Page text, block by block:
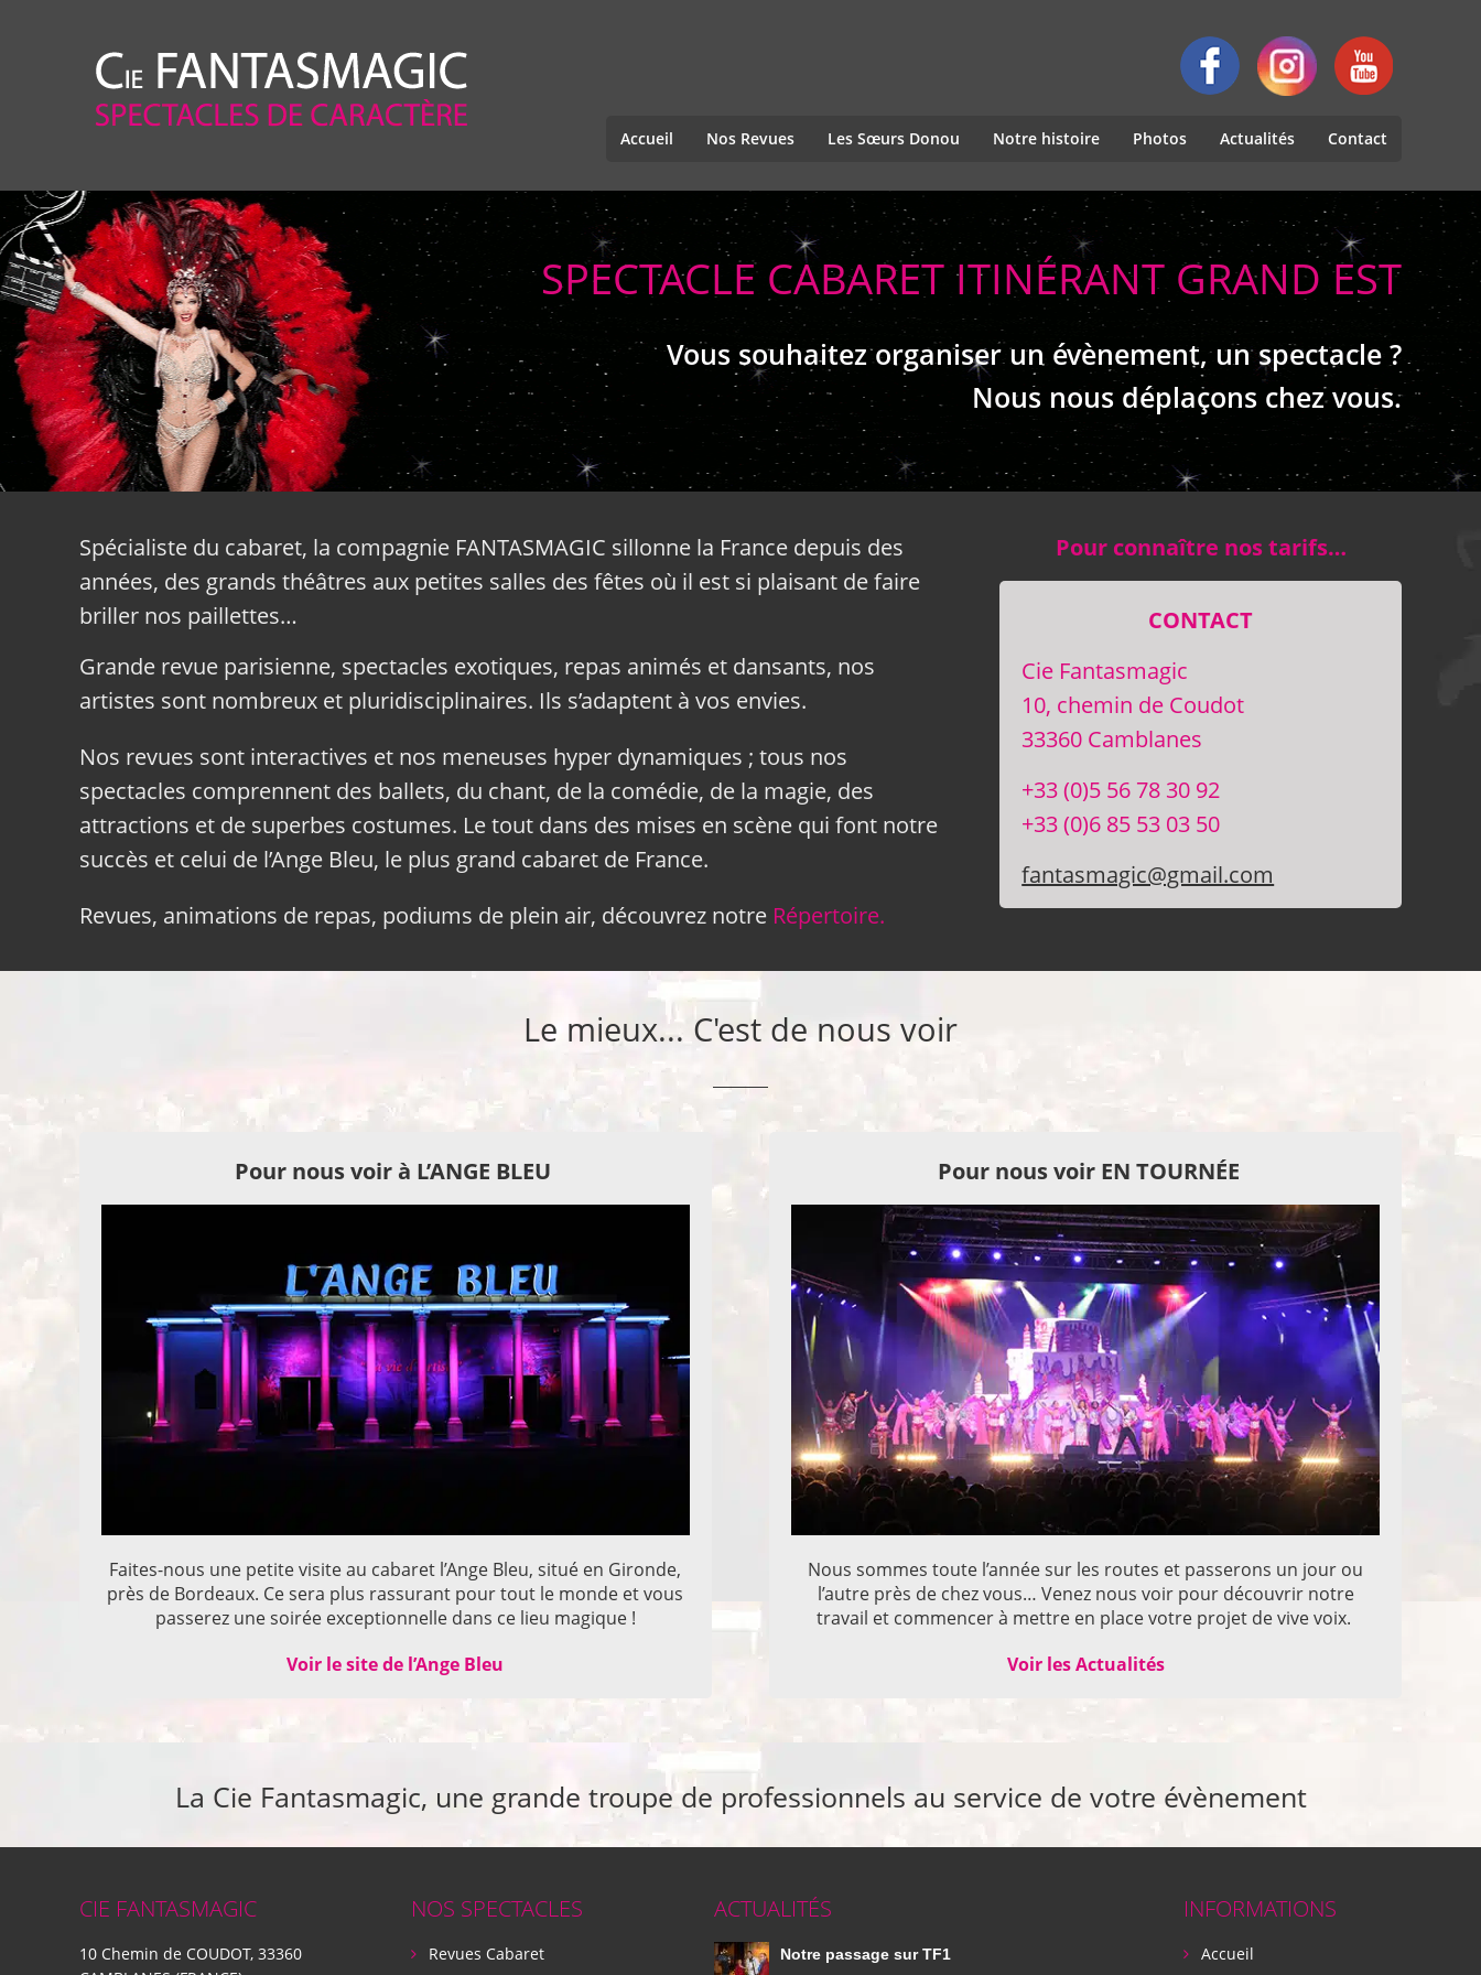
Accueil Nos Revues Les Sœurs Donou Notre histoire Photos Actualités Contact
SPECTACLE CABARET ITINÉRANT GRAND EST
Vous souhaitez organiser un évènement, un spectacle ?
Nous nous déplaçons chez vous.
Spécialiste du cabaret, la compagnie FANTASMAGIC sillonne la France depuis des
années, des grands théâtres aux petites salles des fêtes où il est si plaisant de faire
briller nos paillettes…
Grande revue parisienne, spectacles exotiques, repas animés et dansants, nos
artistes sont nombreux et pluridisciplinaires. Ils s’adaptent à vos envies.
Nos revues sont interactives et nos meneuses hyper dynamiques ; tous nos
spectacles comprennent des ballets, du chant, de la comédie, de la magie, des
attractions et de superbes costumes. Le tout dans des mises en scène qui font notre
succès et celui de l’Ange Bleu, le plus grand cabaret de France.
Revues, animations de repas, podiums de plein air, découvrez notre Répertoire.
Pour connaître nos tarifs…
CONTACT
Cie Fantasmagic
10, chemin de Coudot
33360 Camblanes
+33 (0)5 56 78 30 92
+33 (0)6 85 53 03 50
fantasmagic@gmail.com
Le mieux... C'est de nous voir
Pour nous voir à L’ANGE BLEU
Faites-nous une petite visite au cabaret l’Ange Bleu, situé en Gironde,
près de Bordeaux. Ce sera plus rassurant pour tout le monde et vous
passerez une soirée exceptionnelle dans ce lieu magique !
Voir le site de l’Ange Bleu
Pour nous voir EN TOURNÉE
Nous sommes toute l’année sur les routes et passerons un jour ou
l’autre près de chez vous… Venez nous voir pour découvrir notre
travail et commencer à mettre en place votre projet de vive voix.
Voir les Actualités
La Cie Fantasmagic, une grande troupe de professionnels au service de votre évènement
CIE FANTASMAGIC
10 Chemin de COUDOT, 33360
NOS SPECTACLES
Revues Cabaret
ACTUALITÉS
Notre passage sur TF1
INFORMATIONS
Accueil